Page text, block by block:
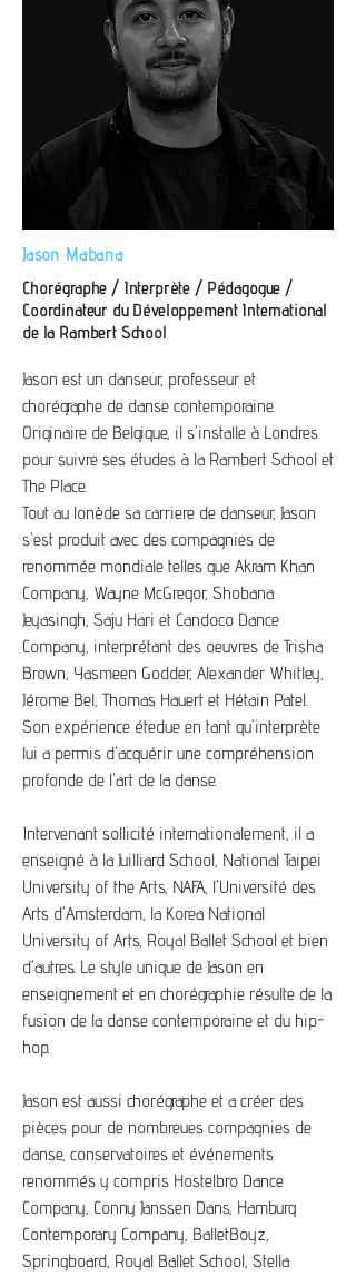
Jason Mabana
Chorégraphe / Interprète / Pédagogue /
Coordinateur du Développement International
de la Rambert School
Jason est un danseur, professeur et
chorégraphe de danse contemporaine.
Originaire de Belgique, il s'installe à Londres
pour suivre ses études à la Rambert School et
The Place.
Tout au lonède sa carriere de danseur, Jason
s'est produit avec des compagnies de
renommée mondiale telles que Akram Khan
Company, Wayne McGregor, Shobana
Jeyasingh, Saju Hari et Candoco Dance
Company, interprétant des oeuvres de Trisha
Brown, Yasmeen Godder, Alexander Whitley,
Jérome Bel, Thomas Hauert et Hétain Patel.
Son expérience étedue en tant qu'interprète
lui a permis d'acquérir une compréhension
profonde de l'art de la danse.
Intervenant sollicité internationalement, il a
enseigné à la Juilliard School, National Taipei
University of the Arts, NAFA, l'Université des
Arts d'Amsterdam, la Korea National
University of Arts, Royal Ballet School et bien
d'autres. Le style unique de Jason en
enseignement et en chorégraphie résulte de la
fusion de la danse contemporaine et du hip-
hop.
Jason est aussi chorégraphe et a créer des
pièces pour de nombreues compagnies de
danse, conservatoires et événements
renommés y compris Hostelbro Dance
Company, Conny Janssen Dans, Hamburg
Contemporary Company, BalletBoyz,
Springboard, Royal Ballet School, Stella